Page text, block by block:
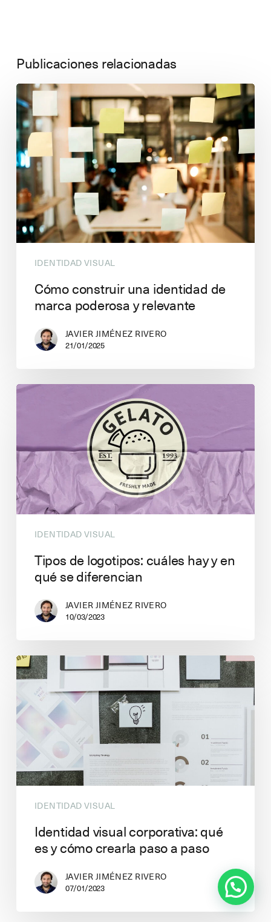
Publicaciones relacionadas
IDENTIDAD VISUAL
Cómo construir una identidad de
marca poderosa y relevante
JAVIER JIMÉNEZ RIVERO
21/01/2025
IDENTIDAD VISUAL
Tipos de logotipos: cuáles hay y en
qué se diferencian
JAVIER JIMÉNEZ RIVERO
10/03/2023
IDENTIDAD VISUAL
Identidad visual corporativa: qué
es y cómo crearla paso a paso
JAVIER JIMÉNEZ RIVERO
07/01/2023
¿Puedo ayudarte en algo?